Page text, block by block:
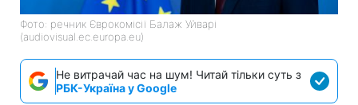
Фото: речник Єврокомісії Балаж Уйварі
(audiovisual.ec.europa.eu)
Не витрачай час на шум! Читай тільки суть з
РБК-Україна у Google